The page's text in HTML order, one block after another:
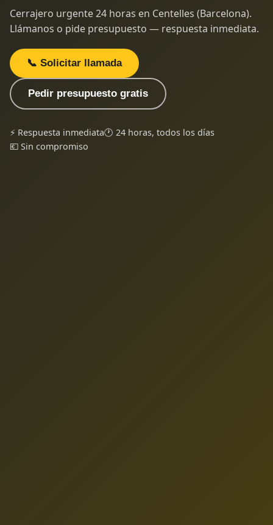
Cerrajero urgente 24 horas en Centelles (Barcelona).
Llámanos o pide presupuesto — respuesta inmediata.
📞 Solicitar llamada
Pedir presupuesto gratis
⚡ Respuesta inmediata🕐 24 horas, todos los días
💶 Sin compromiso